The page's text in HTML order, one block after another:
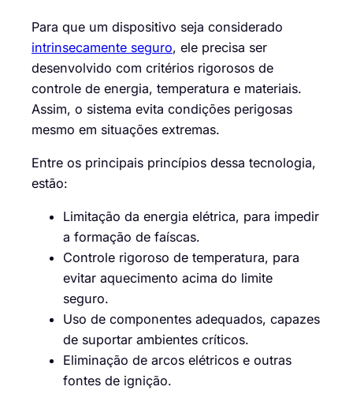
Para que um dispositivo seja considerado
intrinsecamente seguro, ele precisa ser
desenvolvido com critérios rigorosos de
controle de energia, temperatura e materiais.
Assim, o sistema evita condições perigosas
mesmo em situações extremas.
Entre os principais princípios dessa tecnologia,
estão:
Limitação da energia elétrica, para impedir
a formação de faíscas.
Controle rigoroso de temperatura, para
evitar aquecimento acima do limite
seguro.
Uso de componentes adequados, capazes
de suportar ambientes críticos.
Eliminação de arcos elétricos e outras
fontes de ignição.